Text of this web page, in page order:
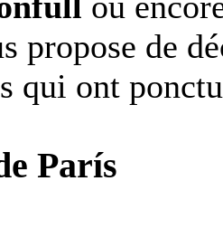
propose de
qui ont
París